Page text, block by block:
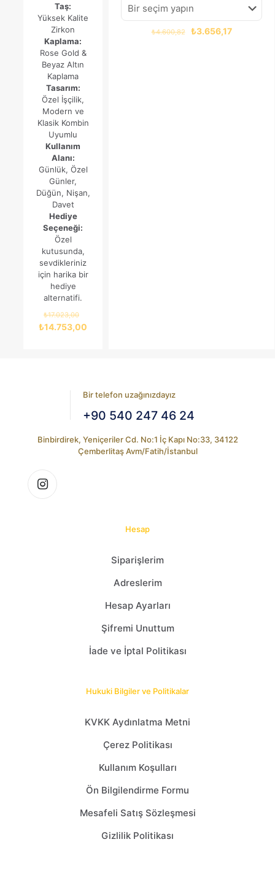
Taş:
Yüksek Kalite
Zirkon
Kaplama:
Rose Gold &
Beyaz Altın
Kaplama
Tasarım:
Özel İşçilik,
Modern ve
Klasik Kombin
Uyumlu
Kullanım
Alanı:
Günlük, Özel
Günler,
Düğün, Nişan,
Davet
Hediye
Seçeneği:
Özel
kutusunda,
sevdikleriniz
için harika bir
hediye
alternatifi.
₺17.023,00
fiyat:
₺14.753,00
₺4.600,82
Orijinal
₺3.656,17Şu
Bir telefon uzağınızdayız
+90 540 247 46 24
Binbirdirek, Yeniçeriler Cd. No:1 İç Kapı No:33, 34122
Çemberlitaş Avm/Fatih/İstanbul
Hesap
Siparişlerim
Adreslerim
Hesap Ayarları
Şifremi Unuttum
İade ve İptal Politikası
Hukuki Bilgiler ve Politikalar
KVKK Aydınlatma Metni
Çerez Politikası
Kullanım Koşulları
Ön Bilgilendirme Formu
Mesafeli Satış Sözleşmesi
Gizlilik Politikası